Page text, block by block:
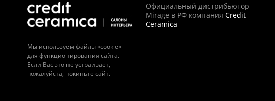
Мы используем файлы «cookie»
для функционирования сайта.
Если Вас это не устраивает,
пожалуйста, покиньте сайт.
Официальный дистрибьютор
Mirage в РФ компания Credit
Ceramica